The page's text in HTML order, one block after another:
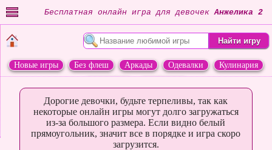
Бесплатная онлайн игра для девочекАнжелика 2
Новые игры Без флеш Аркады Одевалки
Кулинария
Дорогие девочки, будьте терпеливы, так как
некоторые онлайн игры могут долго загружаться
из-за большого размера. Если видно белый
прямоугольник, значит все в порядке и игра скоро
загрузится.